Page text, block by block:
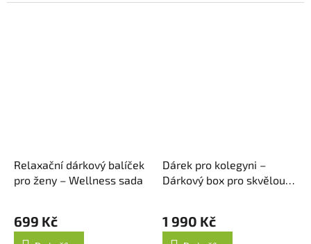
Relaxační dárkový balíček
pro ženy – Wellness sada
699 Kč
Dárek pro kolegyni –
Dárkový box pro skvělou
1 990 Kč